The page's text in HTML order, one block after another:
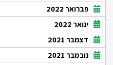
פברואר 2022
ינואר 2022
דצמבר 2021
נובמבר 2021